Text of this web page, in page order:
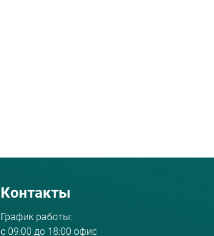
Контакты
График работы:
с 09:00 до 18:00 офис